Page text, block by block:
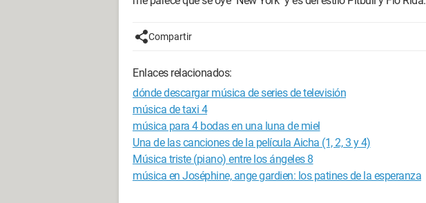
Compartir
Enlaces relacionados:
dónde descargar música de series de televisión
música de taxi 4
música para 4 bodas en una luna de miel
Una de las canciones de la película Aicha (1, 2, 3 y 4)
Música triste (piano) entre los ángeles 8
música en Joséphine, ange gardien: los patines de la esperanza